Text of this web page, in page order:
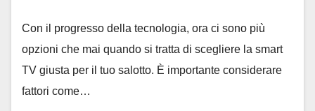
Con il progresso della tecnologia, ora ci sono più
opzioni che mai quando si tratta di scegliere la smart
TV giusta per il tuo salotto. È importante considerare
fattori come…